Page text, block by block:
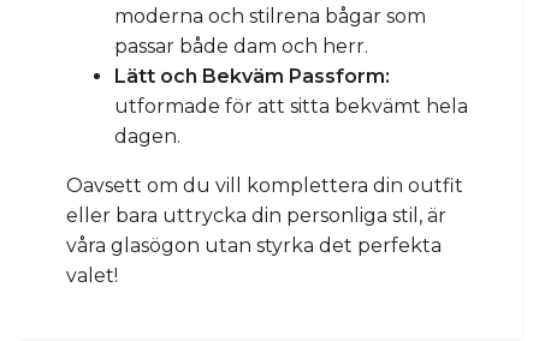
moderna och stilrena bågar som
passar både dam och herr.
Lätt och Bekväm Passform:
utformade för att sitta bekvämt hela
dagen.
Oavsett om du vill komplettera din outfit
eller bara uttrycka din personliga stil, är
våra glasögon utan styrka det perfekta
valet!